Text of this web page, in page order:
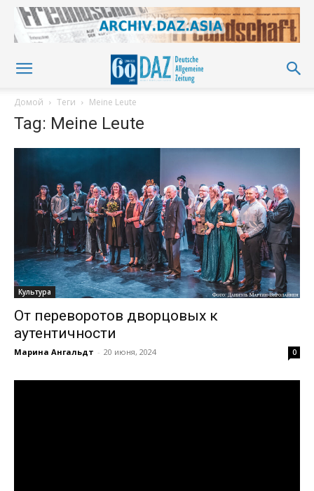
Домой Теги Meine Leute
Tag: Meine Leute
Культура
От переворотов дворцовых к
аутентичности
Марина Ангальдт - 20 июня, 2024 0